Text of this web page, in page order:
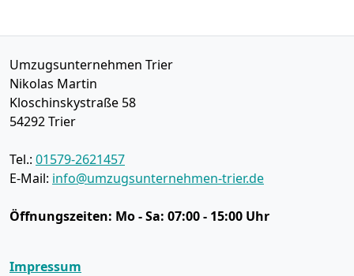
Umzugsunternehmen Trier
Nikolas Martin
Kloschinskystraße 58
54292Trier
Tel.: 01579-2621457
E-Mail: info@umzugsunternehmen-trier.de
Öffnungszeiten: Mo - Sa: 07:00 - 15:00 Uhr
Impressum